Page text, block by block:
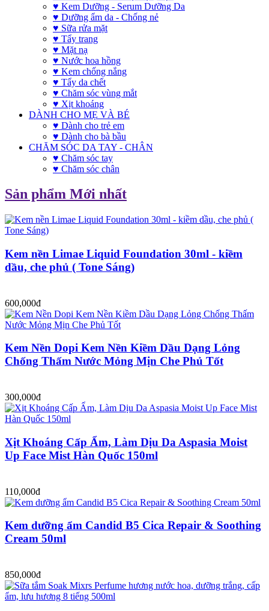
♥ Kem Dưỡng - Serum Dưỡng Da
♥ Dưỡng ẩm da - Chống nẻ
♥ Sữa rửa mặt
♥ Tẩy trang
♥ Mặt nạ
♥ Nước hoa hồng
♥ Kem chống nắng
♥ Tẩy da chết
♥ Chăm sóc vùng mắt
♥ Xịt khoáng
DÀNH CHO MẸ VÀ BÉ
♥ Dành cho trẻ em
♥ Dành cho bà bầu
CHĂM SÓC DA TAY - CHÂN
♥ Chăm sóc tay
♥ Chăm sóc chân
Sản phẩm Mới nhất
Kem nền Limae Liquid Foundation 30ml - kiềm
dầu, che phủ ( Tone Sáng)
600,000đ
Kem Nền Dopi Kem Nền Kiềm Dầu Dạng Lỏng
Chống Thấm Nước Mỏng Mịn Che Phủ Tốt
300,000đ
Xịt Khoáng Cấp Ẩm, Làm Dịu Da Aspasia Moist
Up Face Mist Hàn Quốc 150ml
110,000đ
Kem dưỡng ẩm Candid B5 Cica Repair & Soothing
Cream 50ml
850,000đ